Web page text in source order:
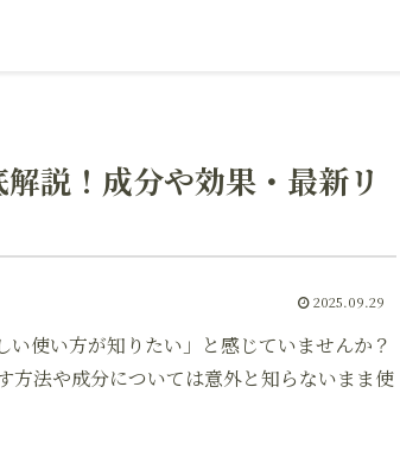
説！成分や効果・最新リ
2025.09.29
い使い方が知りたい」と感じていませんか？
方法や成分については意外と知らないまま使